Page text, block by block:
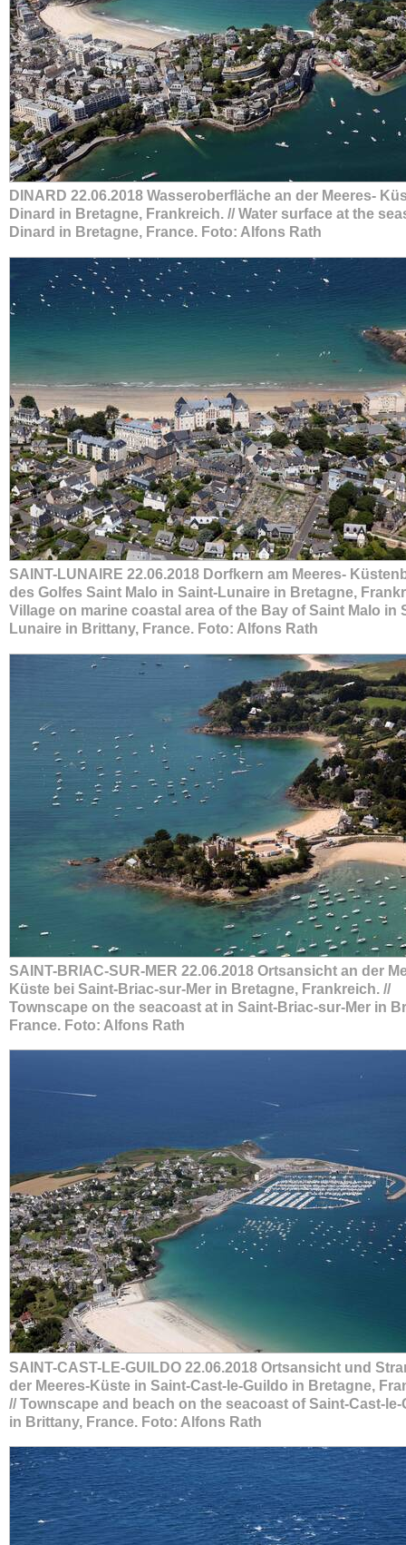
DINARD 22.06.2018 Wasseroberfläche an der Meeres-
Dinard in Bretagne, Frankreich. // Water surface at the
Dinard in Bretagne, France. Foto: Alfons Rath
SAINT-LUNAIRE 22.06.2018 Dorfkern am Meeres-
des Golfes Saint Malo in Saint-Lunaire in Bretagne,
Village on marine coastal area of the Bay of Saint Malo in
Lunaire in Brittany, France. Foto: Alfons Rath
SAINT-BRIAC-SUR-MER 22.06.2018 Ortsansicht an der
Küste bei Saint-Briac-sur-Mer in Bretagne, Frankreich. //
Townscape on the seacoast at in Saint-Briac-sur-Mer in
France. Foto: Alfons Rath
SAINT-CAST-LE-GUILDO 22.06.2018 Ortsansicht und
der Meeres-Küste in Saint-Cast-le-Guildo in Bretagne,
// Townscape and beach on the seacoast of Saint-Cast-le-
in Brittany, France. Foto: Alfons Rath